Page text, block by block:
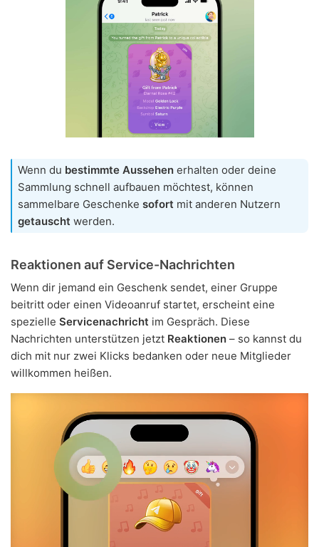
Wenn du bestimmte Aussehen erhalten oder deine
Sammlung schnell aufbauen möchtest, können
sammelbare Geschenke sofort mit anderen Nutzern
getauscht werden.
Reaktionen auf Service-Nachrichten
Wenn dir jemand ein Geschenk sendet, einer Gruppe
beitritt oder einen Videoanruf startet, erscheint eine
spezielle Servicenachricht im Gespräch. Diese
Nachrichten unterstützen jetzt Reaktionen – so kannst du
dich mit nur zwei Klicks bedanken oder neue Mitglieder
willkommen heißen.